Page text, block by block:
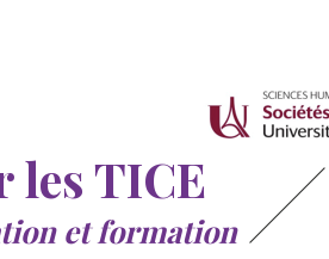
les TICE
et formation